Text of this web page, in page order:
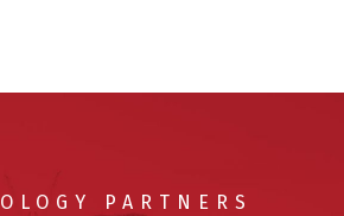
PARTNERS